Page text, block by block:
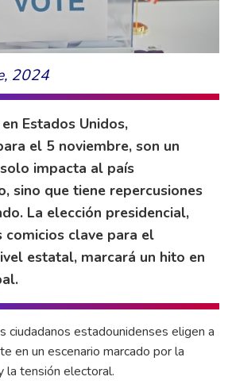
2024
Estados Unidos,
el 5 noviembre, son un
impacta al país
sino que tiene repercusiones
La elección presidencial,
clave para el
estatal, marcará un hito en
ciudadanos estadounidenses eligen a
en un escenario marcado por la
la tensión electoral.